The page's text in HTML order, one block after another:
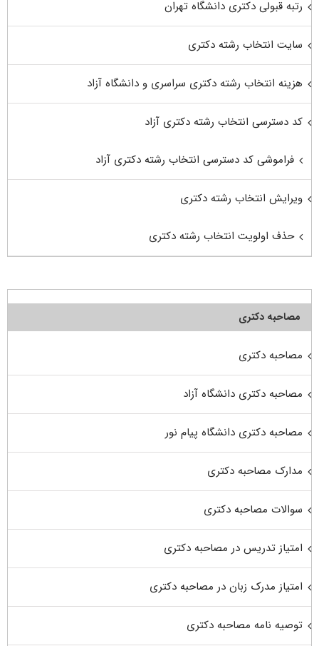
رتبه قبولی دکتری دانشگاه تهران
سایت انتخاب رشته دکتری
هزینه انتخاب رشته دکتری سراسری و دانشگاه آزاد
کد دسترسی انتخاب رشته دکتری آزاد
فراموشی کد دسترسی انتخاب رشته دکتری آزاد
ویرایش انتخاب رشته دکتری
حذف اولویت انتخاب رشته دکتری
مصاحبه دکتری
مصاحبه دکتری
مصاحبه دکتری دانشگاه آزاد
مصاحبه دکتری دانشگاه پیام نور
مدارک مصاحبه دکتری
سوالات مصاحبه دکتری
امتیاز تدریس در مصاحبه دکتری
امتیاز مدرک زبان در مصاحبه دکتری
توصیه نامه مصاحبه دکتری